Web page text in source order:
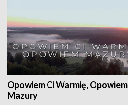
Opowiem Ci Warmię, Opowiem
Mazury